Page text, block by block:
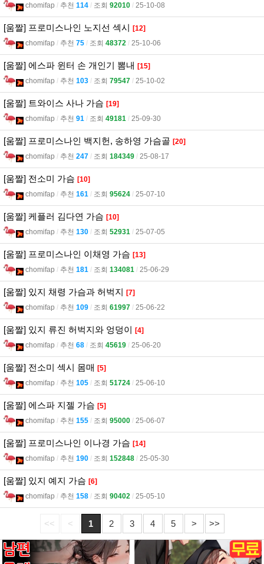
chomifap l 추천 114 l 조회 92010 l 25-10-08
[움짤] 프로미스나인 노지선 섹시 [12]
chomifap l 추천 75 l 조회 48372 l 25-10-06
[움짤] 에스파 윈터 손 개인기 뽐내 [15]
chomifap l 추천 103 l 조회 79547 l 25-10-02
[움짤] 트와이스 사나 가슴 [19]
chomifap l 추천 91 l 조회 49181 l 25-09-30
[움짤] 프로미스나인 백지헌, 송하영 가슴골 [20]
chomifap l 추천 247 l 조회 184349 l 25-08-17
[움짤] 전소미 가슴 [10]
chomifap l 추천 161 l 조회 95624 l 25-07-10
[움짤] 케플러 김다연 가슴 [10]
chomifap l 추천 130 l 조회 52931 l 25-07-05
[움짤] 프로미스나인 이채영 가슴 [13]
chomifap l 추천 181 l 조회 134081 l 25-06-29
[움짤] 있지 채령 가슴과 허벅지 [7]
chomifap l 추천 109 l 조회 61997 l 25-06-22
[움짤] 있지 류진 허벅지와 엉덩이 [4]
chomifap l 추천 68 l 조회 45619 l 25-06-20
[움짤] 전소미 섹시 몸매 [5]
chomifap l 추천 105 l 조회 51724 l 25-06-10
[움짤] 에스파 지젤 가슴 [5]
chomifap l 추천 155 l 조회 95000 l 25-06-07
[움짤] 프로미스나인 이나경 가슴 [14]
chomifap l 추천 190 l 조회 152848 l 25-05-30
[움짤] 있지 예지 가슴 [6]
chomifap l 추천 158 l 조회 90402 l 25-05-10
<< < 1 2 3 4 5 > >>